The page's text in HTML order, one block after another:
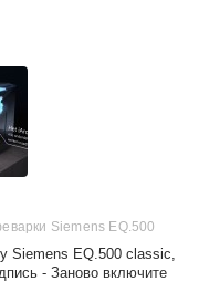
Siemens EQ.500
Siemens EQ.500 classic,
- Заново включите